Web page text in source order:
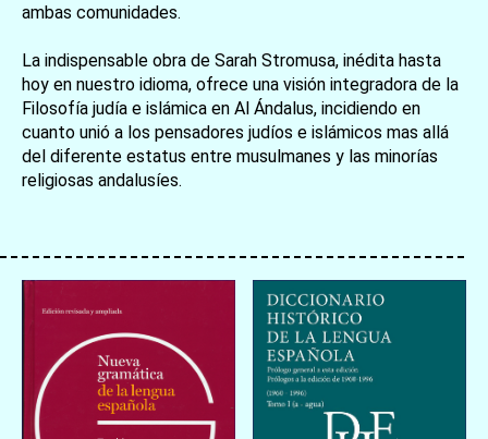
お買い物を続ける カートへ進む
ambas comunidades.
La indispensable obra de Sarah Stromusa, inédita hasta
hoy en nuestro idioma, ofrece una visión integradora de la
Filosofía judía e islámica en Al Ándalus, incidiendo en
cuanto unió a los pensadores judíos e islámicos mas allá
del diferente estatus entre musulmanes y las minorías
religiosas andalusíes.